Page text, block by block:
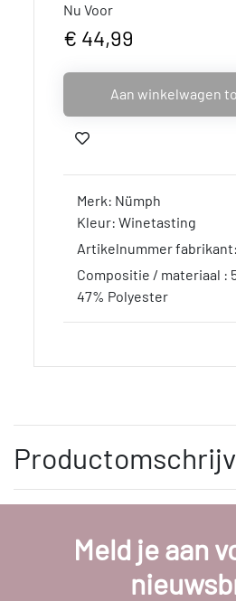
Nu Voor
€ 44,99
Aan winkelwagen
Merk: Nümph
Kleur: Winetasting
Artikelnummer
Compositie / materiaal :
47% Polyester
Meld je aan